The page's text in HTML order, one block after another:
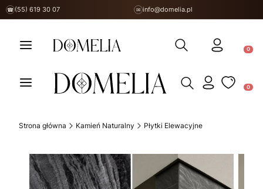
☎ (55) 619 30 07 ✉ info@domelia.pl
Otwórz wyszukiwarkę
Otwórz wyszukiwarkę
Strona główna Kamień Naturalny Płytki Elewacyjne